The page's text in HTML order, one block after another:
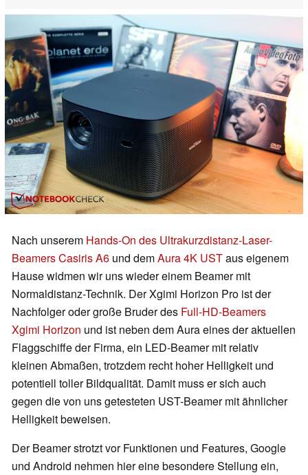
Nach unserem Hands-On des Ultrakurzdistanz-Laser-
Beamers Casiris A6 und demAura 4K USTaus eigenem
Hause widmen wir uns wieder einem Beamer mit
Normaldistanz-Technik. Der Xgimi Horizon Pro ist der
Nachfolger oder große Bruder des Full-HD-Beamers
Xgimi Horizon und ist neben dem Aura eines der aktuellen
Flaggschiffe der Firma, ein LED-Beamer mit relativ
kleinen Abmaßen, trotzdem recht hoher Helligkeit und
potentiell toller Bildqualität. Damit muss er sich auch
gegen die von uns getesteten UST-Beamer mit ähnlicher
Helligkeit beweisen.
Der Beamer strotzt vor Funktionen und Features, Google
und Android nehmen hier eine besondere Stellung ein,